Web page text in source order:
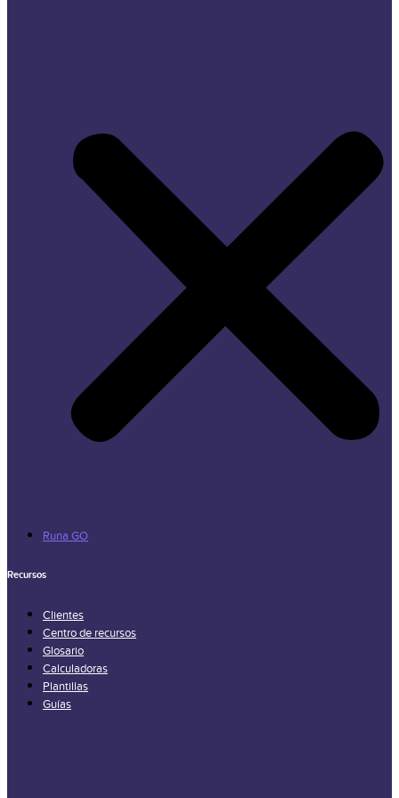
Runa GO
Recursos
Clientes
Centro de recursos
Glosario
Calculadoras
Plantillas
Guías